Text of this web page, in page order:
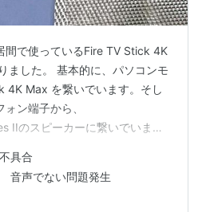
間で使っているFire TV Stick 4K
ました。 基本的に、パソコンモ
4K Max を繋いでいます。そし
ン端子から、
IIのスピーカーに繋いでいま
音声も戻ります。
IIのスピーカーも電源ジャック
原因の事が多いです。 とは言
具合
声でない問題発生